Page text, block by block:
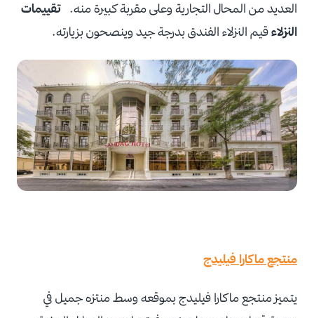
العديد من المحال التجارية وعلى مقربة كبيرة منه. تقييمات
النزلاءقيم النزلاء الفندق بدرجة جيد وينصحون بزيارته.
منتجع ماكارا فيليدج
يتميز منتجع ماكارا فيليدج بموقعه وسط منتزه جميل في